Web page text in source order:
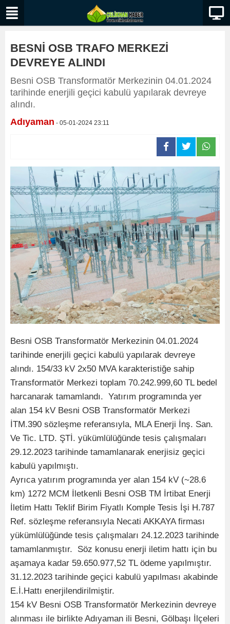
BESNİ OSB TRAFO MERKEZİ
DEVREYE ALINDI
Besni OSB Transformatör Merkezinin 04.01.2024
tarihinde enerjili geçici kabulü yapılarak devreye
alındı.
Adıyaman - 05-01-2024 23:11
Besni OSB Transformatör Merkezinin 04.01.2024
tarihinde enerjili geçici kabulü yapılarak devreye
alındı. 154/33 kV 2x50 MVA karakteristiğe sahip
Transformatör Merkezi toplam 70.242.999,60 TL bedel
harcanarak tamamlandı. Yatırım programında yer
alan 154 kV Besni OSB Transformatör Merkezi
İTM.390 sözleşme referansıyla, MLA Enerji İnş. San.
Ve Tic. LTD. ŞTİ. yükümlülüğünde tesis çalışmaları
29.12.2023 tarihinde tamamlanarak enerjisiz geçici
kabulü yapılmıştı.
Ayrıca yatırım programında yer alan 154 kV (~28.6
km) 1272 MCM İletkenli Besni OSB TM İrtibat Enerji
İletim Hattı Teklif Birim Fiyatlı Komple Tesis İşi H.787
Ref. sözleşme referansıyla Necati AKKAYA firması
yükümlülüğünde tesis çalışmaları 24.12.2023 tarihinde
tamamlanmıştır. Söz konusu enerji iletim hattı için bu
aşamaya kadar 59.650.977,52 TL ödeme yapılmıştır.
31.12.2023 tarihinde geçici kabulü yapılması akabinde
E.İ.Hattı enerjilendirilmiştir.
154 kV Besni OSB Transformatör Merkezinin devreye
alınması ile birlikte Adıyaman ili Besni, Gölbaşı İlçeleri